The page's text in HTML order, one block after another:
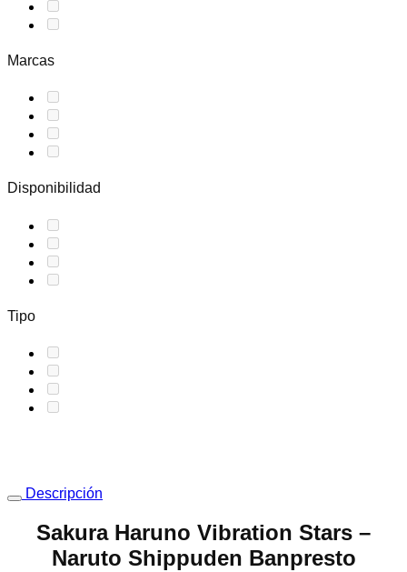
Marcas
Disponibilidad
Tipo
Descripción
Sakura Haruno Vibration Stars –
Naruto Shippuden Banpresto